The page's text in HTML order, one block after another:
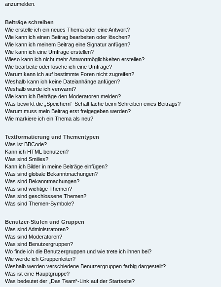
anzumelden.
Beiträge schreiben
Wie erstelle ich ein neues Thema oder eine Antwort?
Wie kann ich einen Beitrag bearbeiten oder löschen?
Wie kann ich meinem Beitrag eine Signatur anfügen?
Wie kann ich eine Umfrage erstellen?
Wieso kann ich nicht mehr Antwortmöglichkeiten erstellen?
Wie bearbeite oder lösche ich eine Umfrage?
Warum kann ich auf bestimmte Foren nicht zugreifen?
Weshalb kann ich keine Dateianhänge anfügen?
Weshalb wurde ich verwarnt?
Wie kann ich Beiträge den Moderatoren melden?
Was bewirkt die „Speichern“-Schaltfläche beim Schreiben eines Beitrags?
Warum muss mein Beitrag erst freigegeben werden?
Wie markiere ich ein Thema als neu?
Textformatierung und Thementypen
Was ist BBCode?
Kann ich HTML benutzen?
Was sind Smilies?
Kann ich Bilder in meine Beiträge einfügen?
Was sind globale Bekanntmachungen?
Was sind Bekanntmachungen?
Was sind wichtige Themen?
Was sind geschlossene Themen?
Was sind Themen-Symbole?
Benutzer-Stufen und Gruppen
Was sind Administratoren?
Was sind Moderatoren?
Was sind Benutzergruppen?
Wo finde ich die Benutzergruppen und wie trete ich ihnen bei?
Wie werde ich Gruppenleiter?
Weshalb werden verschiedene Benutzergruppen farbig dargestellt?
Was ist eine Hauptgruppe?
Was bedeutet der „Das Team“-Link auf der Startseite?